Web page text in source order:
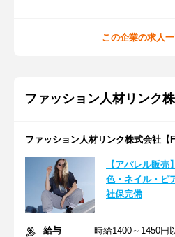
この企業の求人
ファッション人材リンク
ファッション人材リンク株式会社【
【アパレル販
色・ネイル・ピ
社保完備
給与
時給1400～1450円